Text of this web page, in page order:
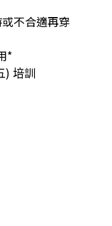
不合適再穿
*
) 培訓